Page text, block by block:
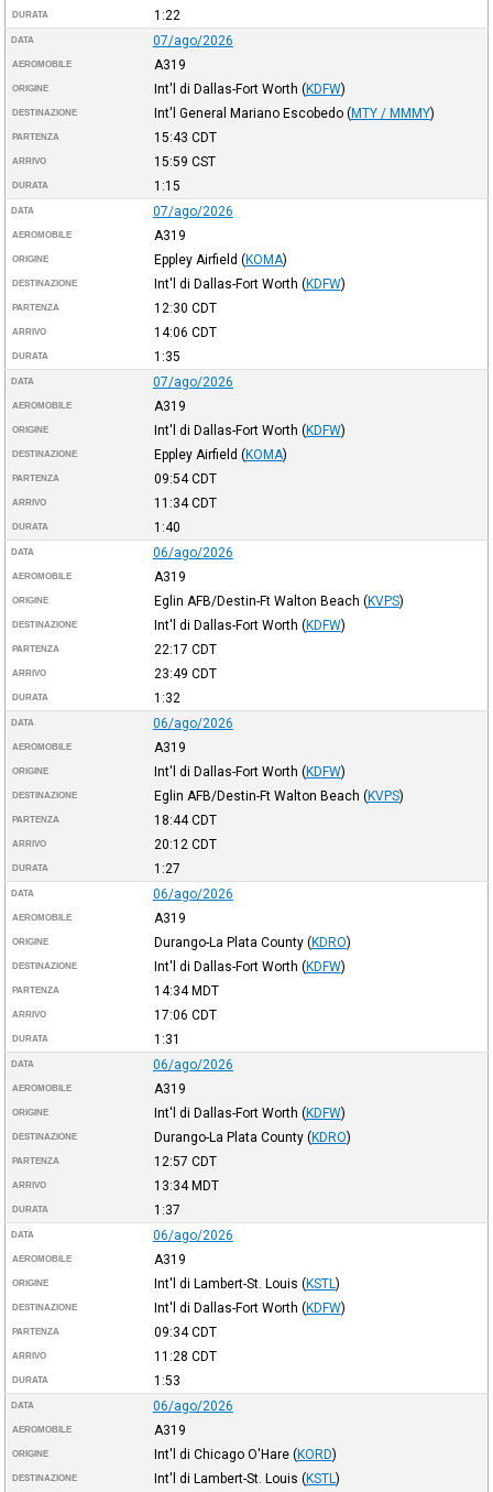
DURATA 1:22
DATA 07/ago/2026
AEROMOBILE A319
ORIGINE Int'l di Dallas-Fort Worth (KDFW)
DESTINAZIONE Int'l General Mariano Escobedo (MTY / MMMY)
PARTENZA 15:43 CDT
ARRIVO 15:59 CST
DURATA 1:15
DATA 07/ago/2026
AEROMOBILE A319
ORIGINE Eppley Airfield (KOMA)
DESTINAZIONE Int'l di Dallas-Fort Worth (KDFW)
PARTENZA 12:30 CDT
ARRIVO 14:06 CDT
DURATA 1:35
DATA 07/ago/2026
AEROMOBILE A319
ORIGINE Int'l di Dallas-Fort Worth (KDFW)
DESTINAZIONE Eppley Airfield (KOMA)
PARTENZA 09:54CDT
ARRIVO 11:34CDT
DURATA 1:40
DATA 06/ago/2026
AEROMOBILE A319
ORIGINE Eglin AFB/Destin-Ft Walton Beach (KVPS)
DESTINAZIONE Int'l di Dallas-Fort Worth (KDFW)
PARTENZA 22:17 CDT
ARRIVO 23:49 CDT
DURATA 1:32
DATA 06/ago/2026
AEROMOBILE A319
ORIGINE Int'l di Dallas-Fort Worth (KDFW)
DESTINAZIONE Eglin AFB/Destin-Ft Walton Beach (KVPS)
PARTENZA 18:44CDT
ARRIVO 20:12 CDT
DURATA 1:27
DATA 06/ago/2026
AEROMOBILE A319
ORIGINE Durango-La Plata County (KDRO)
DESTINAZIONE Int'l di Dallas-Fort Worth (KDFW)
PARTENZA 14:34MDT
ARRIVO 17:06 CDT
DURATA 1:31
DATA 06/ago/2026
AEROMOBILE A319
ORIGINE Int'l di Dallas-Fort Worth (KDFW)
DESTINAZIONE Durango-La Plata County (KDRO)
PARTENZA 12:57 CDT
ARRIVO 13:34MDT
DURATA 1:37
DATA 06/ago/2026
AEROMOBILE A319
ORIGINE Int'l di Lambert-St. Louis (KSTL )
DESTINAZIONE Int'l di Dallas-Fort Worth (KDFW)
PARTENZA 09:34CDT
ARRIVO 11:28 CDT
DURATA 1:53
DATA 06/ago/2026
AEROMOBILE A319
ORIGINE Int'l di Chicago O'Hare (KORD)
DESTINAZIONE Int'l di Lambert-St. Louis (KSTL )